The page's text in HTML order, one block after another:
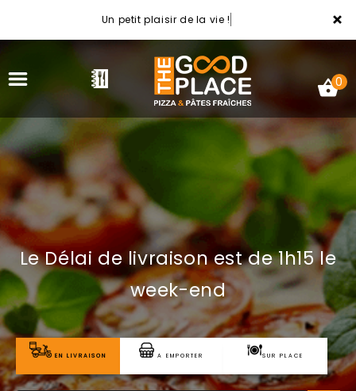
×
Un petit plaisir de la vie !
ACCUEIL
LA CARTE
NOTRE RESTAURANT
VOS AVIS
MENTIONS LÉGALES
0
Le Délai de livraison est de 1h15 le
week-end
EN LIVRAISON A EMPORTER SUR PLACE